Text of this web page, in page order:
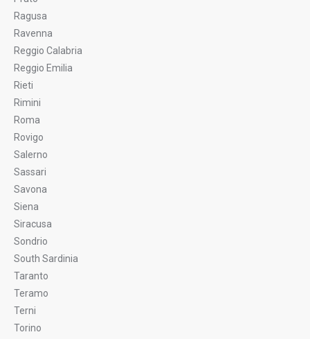
Ragusa
Ravenna
Reggio Calabria
Reggio Emilia
Rieti
Rimini
Roma
Rovigo
Salerno
Sassari
Savona
Siena
Siracusa
Sondrio
South Sardinia
Taranto
Teramo
Terni
Torino